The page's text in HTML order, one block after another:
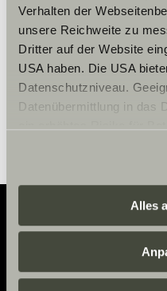
Verhalten der
unsere Reichweite zu
Dritter auf der Website
USA haben. Die USA
Datenschutzniveau.
Datenübermittlung in das
zustehen. Eingesetzte
eigene Zwecke
zusammenführen.
Datenschutzerklärung
einzelne Cookies/Dienste
erteilen Sie uns Ihre
Alles